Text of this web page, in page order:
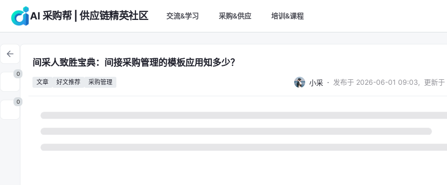
AI 采购帮 | 供应链精英社区 交流&学习 采购&供应 培训&课程
0
0
间采人致胜宝典：间接采购管理的模板应用知多少？
文章 好文推荐 采购管理 小采 · 发布于 2026-06-01 09:03, 更新于